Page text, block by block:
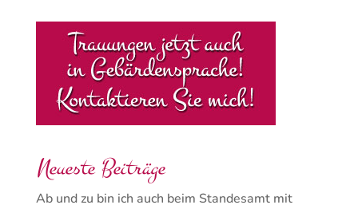
Neueste Beiträge
Ab und zu bin ich auch beim Standesamt mit